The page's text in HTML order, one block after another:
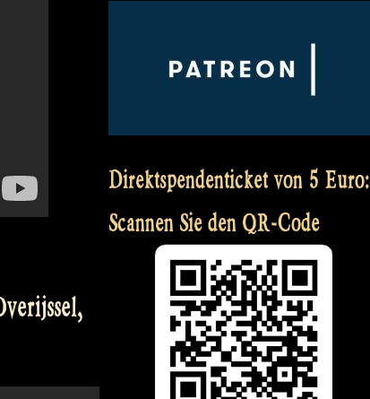
Direktspendenticket von 5 Euro:
Scannen Sie den QR-Code